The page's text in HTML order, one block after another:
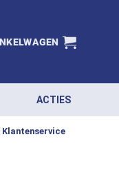
ACTIES
Klantenservice